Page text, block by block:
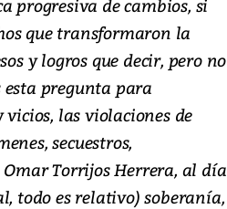
progresiva de cambios, si
que transformaron la
y logros que decir, pero no
esta pregunta para
vicios, las violaciones de
secuestros,
Torrijos Herrera, al día
todo es relativo) soberanía,